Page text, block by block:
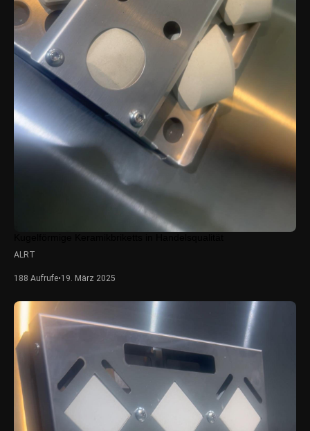
ALRT
188 Aufrufe•19. März 2025